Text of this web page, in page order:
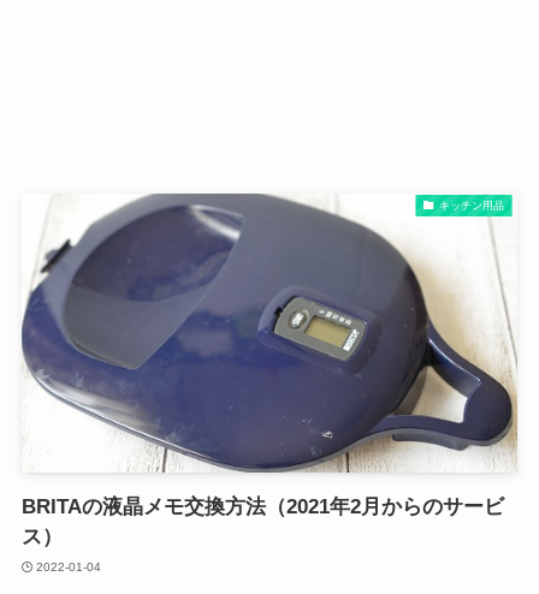
キッチン用品
BRITAの液晶メモ交換方法（2021年2月からのサービ
ス）
2022-01-04